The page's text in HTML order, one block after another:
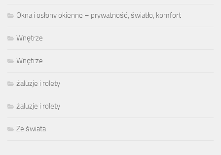
Okna i osłony okienne – prywatność, światło, komfort
Wnętrze
Wnętrze
żaluzje i rolety
żaluzje i rolety
Ze świata